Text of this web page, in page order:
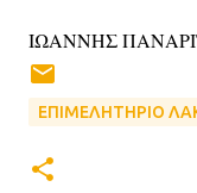
ΙΩΑΝΝΗΣ
ΕΠΙΜΕΛΗΤΗΡΙΟ